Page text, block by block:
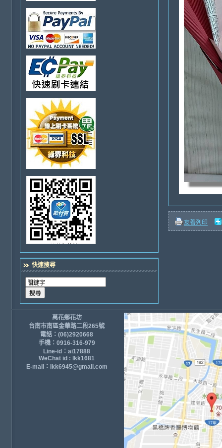
快速搜尋
友善列印
萬花鄉花坊
台南市南區金華路二段265號
電話：(06)2920668
手機：0916-316-979
Line-id：ai17888
WeChat id : lkk1681
E-mail：lkk6945@gmail.com